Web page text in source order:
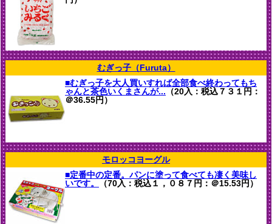
むぎっ子（Furuta）
■むぎっ子を大人買いすれば全部食べ終わってもち
ゃんと茶色いくまさんが... （20入：税込７３１円：
＠36.55円）
モロッコヨーグル
■定番中の定番。パンに塗って食べても凄く美味し
いです。
（70入：税込１，０８７円：＠15.53円）